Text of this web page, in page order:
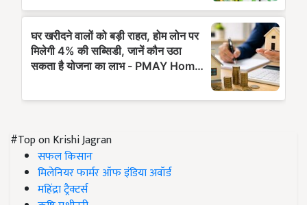
#Top on Krishi Jagran
सफल किसान
मिलेनियर फार्मर ऑफ इंडिया अवॉर्ड
महिंद्रा ट्रैक्टर्स